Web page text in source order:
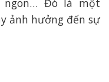
ngon… Đó là một
ảnh hưởng đến sự